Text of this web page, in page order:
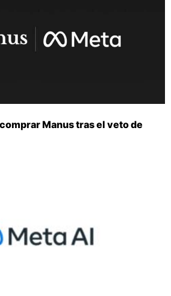
Manus tras el veto de